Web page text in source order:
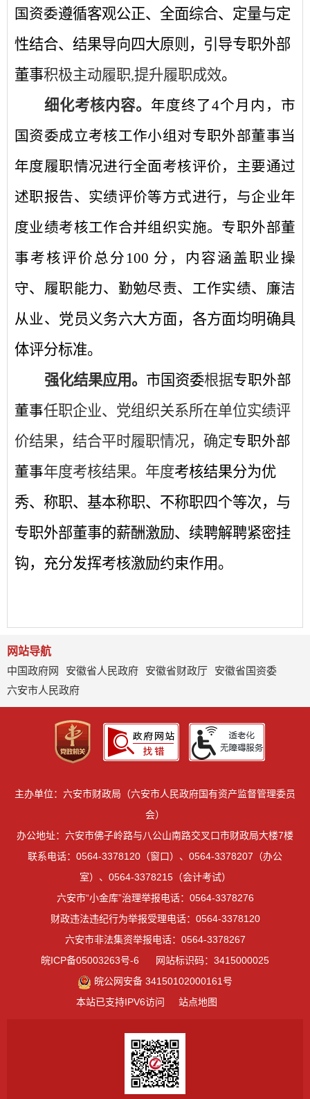
国资委遵循客观公正、全面综合、定量与定
性结合、结果导向四大原则，引导专职外部
董事积极主动履职,提升履职成效。
细化考核内容。 年度终了4个月内，市
国资委成立考核工作小组对专职外部董事当
年度履职情况进行全面考核评价，主要通过
述职报告、实绩评价等方式进行，与企业年
度业绩考核工作合并组织实施。专职外部董
事考核评价总分100 分，内容涵盖职业操
守、履职能力、勤勉尽责、工作实绩、廉洁
从业、 党员义务六大方面，各方面均明确具
体评分标准。
强化结果应用。 市国资委根据专职外部
董事任职企业、党组织关系所在单位实绩评
价结果，结合平时履职情况，确定专职外部
董事年度考核结果。年度考核结果分为优
秀、称职、基本称职、不称职四个等次，与
专职外部董事的薪酬激励、续聘解聘紧密挂
钩，充分发挥考核激励约束作用。
网站导航
中国政府网
安徽省人民政府 安徽省财政厅
安徽省国资委
六安市人民政府
主办单位：六安市财政局（六安市人民政府国有资产监督管理委员
会）
办公地址：六安市佛子岭路与八公山南路交叉口市财政局大楼7楼
联系电话：0564-3378120（窗口）、0564-3378207（办公
室）、0564-3378215（会计考试）
六安市“小金库”治理举报电话：0564-3378276
财政违法违纪行为举报受理电话：0564-3378120
六安市非法集资举报电话：0564-3378267
皖ICP备05003263号-6
网站标识码：3415000025
皖公网安备 34150102000161号
本站已支持IPV6访问
站点地图